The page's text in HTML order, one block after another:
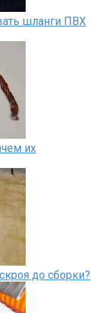
шланги ПВХ
их
до сборки?